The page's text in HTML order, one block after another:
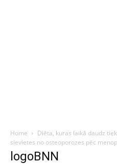
Home
Diēta, kuras laikā daudz
sievietes no osteoporozes pēc
logoBNN